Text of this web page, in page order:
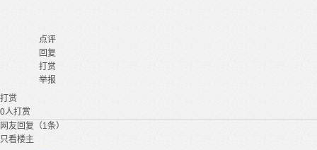
点评
回复
打赏
举报
打赏
0人打赏
网友回复（1条）
只看楼主